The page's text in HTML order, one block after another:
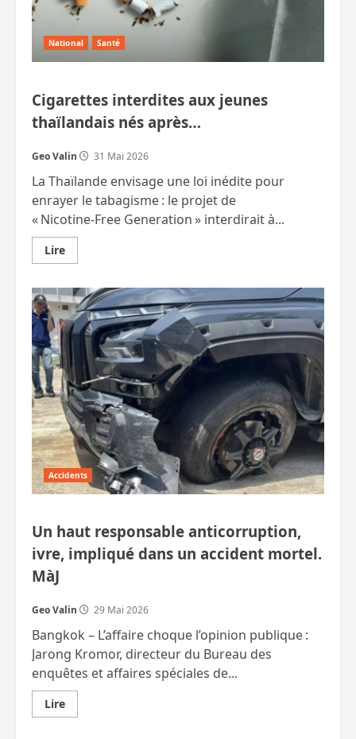
tuée.
Ados
Etc.
National Santé
Cigarettes interdites aux jeunes
thaïlandais nés après…
Geo Valin 31 Mai 2026
La Thaïlande envisage une loi inédite pour
enrayer le tabagisme : le projet de
« Nicotine‑Free Generation » interdirait à...
LireEn
savoir
Cigarettes
interdites
aux
jeunes
thaïlandais
nés
après…
Accidents
Un haut responsable anticorruption,
ivre, impliqué dans un accident mortel.
MàJ
Geo Valin 29 Mai 2026
Bangkok – L’affaire choque l’opinion publique :
Jarong Kromor, directeur du Bureau des
enquêtes et affaires spéciales de...
LireEn
savoir